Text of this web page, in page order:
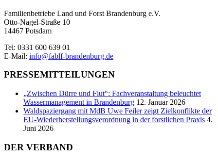
Familienbetriebe Land und Forst Brandenburg e.V.
Otto-Nagel-Straße 10
14467 Potsdam
Tel: 0331 600 639 01
E-Mail: info@fablf-brandenburg.de
PRESSEMITTEILUNGEN
„Zwischen Dürre und Flut“: Fachveranstaltung beleuchtet
Wassermanagement in Brandenburg 12. Januar 2026
Waldspaziergang mit MdB Uwe Feiler zeigt Zielkonflikte der
EU-Wiederherstellungsverordnung in der forstlichen Praxis 4.
Juni 2026
DER VERBAND